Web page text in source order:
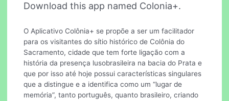
Download this app named Colonia+.
O Aplicativo Colônia+ se propõe a ser um facilitador
para os visitantes do sítio histórico de Colônia do
Sacramento, cidade que tem forte ligação com a
história da presença lusobrasileira na bacia do Prata e
que por isso até hoje possui características singulares
que a distingue e a identifica como um “lugar de
memória”, tanto português, quanto brasileiro, criando